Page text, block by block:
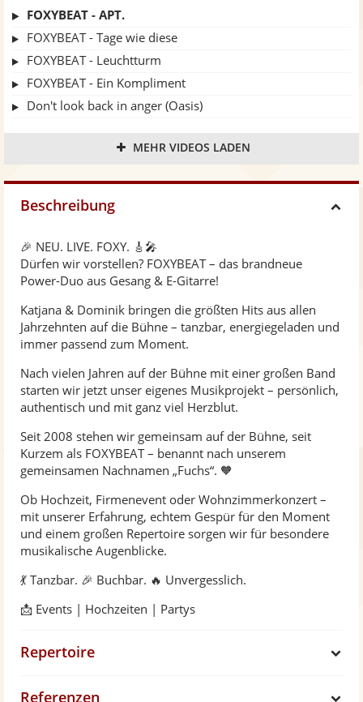
FOXYBEAT - APT.
FOXYBEAT - Tage wie diese
FOXYBEAT - Leuchtturm
FOXYBEAT - Ein Kompliment
Don't look back in anger (Oasis)
Unser Tag (Helene Fischer)MEHR VIDEOS LADEN
Beschreibung
🎉 NEU. LIVE. FOXY. 🎸🎤
Dürfen wir vorstellen? FOXYBEAT – das brandneue
Power-Duo aus Gesang & E-Gitarre!
Katjana & Dominik bringen die größten Hits aus allen
Jahrzehnten auf die Bühne – tanzbar, energiegeladen und
immer passend zum Moment.
Nach vielen Jahren auf der Bühne mit einer großen Band
starten wir jetzt unser eigenes Musikprojekt – persönlich,
authentisch und mit ganz viel Herzblut.
Seit 2008 stehen wir gemeinsam auf der Bühne, seit
Kurzem als FOXYBEAT – benannt nach unserem
gemeinsamen Nachnamen „Fuchs“. 🧡
Ob Hochzeit, Firmenevent oder Wohnzimmerkonzert –
mit unserer Erfahrung, echtem Gespür für den Moment
und einem großen Repertoire sorgen wir für besondere
musikalische Augenblicke.
💃 Tanzbar. 🎉 Buchbar. 🔥 Unvergesslich.
📩 Events | Hochzeiten | Partys
Repertoire
Referenzen